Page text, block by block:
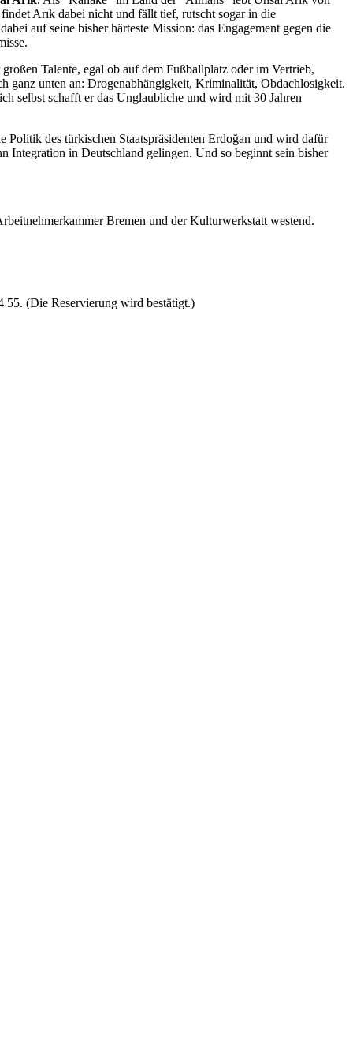
Arık dabei nicht und fällt tief, rutscht sogar in die
auf seine bisher härteste Mission: das Engagement gegen die
Talente, egal ob auf dem Fußballplatz oder im Vertrieb,
ganz unten an: Drogenabhängigkeit, Kriminalität, Obdachlosigkeit.
selbst schafft er das Unglaubliche und wird mit 30 Jahren
des türkischen Staatspräsidenten Erdoğan und wird dafür
Integration in Deutschland gelingen. Und so beginnt sein bisher
Bremen und der Kulturwerkstatt westend.
55. (Die Reservierung wird bestätigt.)